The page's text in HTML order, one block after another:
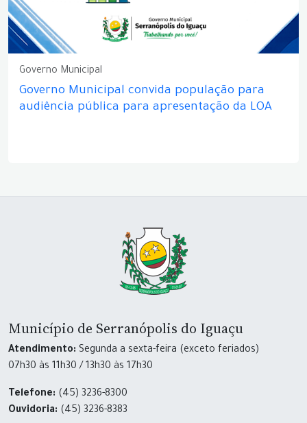
Governo Municipal
Governo Municipal convida população para
audiência pública para apresentação da LOA
Município de Serranópolis do Iguaçu
Atendimento: Segunda a sexta-feira (exceto feriados)
07h30 às 11h30 / 13h30 às 17h30
Telefone: (45) 3236-8300
Ouvidoria: (45) 3236-8383